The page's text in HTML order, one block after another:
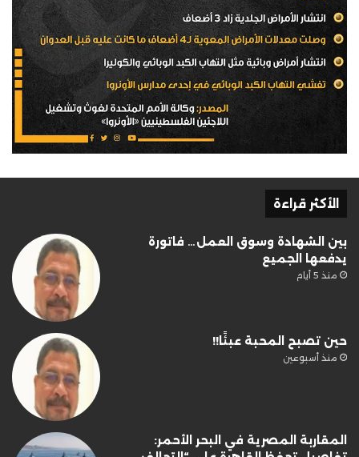
الأكثر قراءة
بين الشهادة وسوق العمل… فاتورة
يدفعها الجميع
منذ 5 أيام
حين تصبح المحبة عبئًا!!
منذ أسبوعين
المقاربة المصرية في البحر الأحمر: